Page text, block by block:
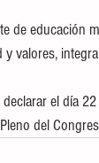
de educación
valores,
el día
del